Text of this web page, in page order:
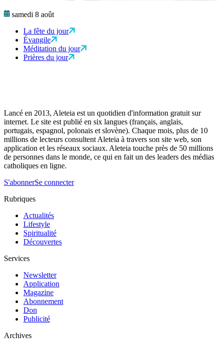
samedi 8 août
La fête du jour
Évangile
Méditation du jour
Prières du jour
Lancé en 2013, Aleteia est un quotidien d'information gratuit sur
internet. Le site est publié en six langues (français, anglais,
portugais, espagnol, polonais et slovène). Chaque mois, plus de 10
millions de lecteurs consultent Aleteia à travers son site web, son
application et les réseaux sociaux. Aleteia touche près de 50 millions
de personnes dans le monde, ce qui en fait un des leaders des médias
catholiques en ligne.
S'abonnerSe connecter
Rubriques
Actualités
Lifestyle
Spiritualité
Découvertes
Services
Newsletter
Application
Magazine
Abonnement
Don
Publicité
Archives